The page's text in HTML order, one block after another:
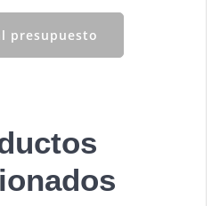
presupuesto